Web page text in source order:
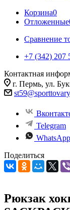
Корзина0
Отложенные
Сравнение
+7 (342) 207
Контактная
г. Пермь, ул.
Telegram
WhatsApp
Поделиться
Рюкзак